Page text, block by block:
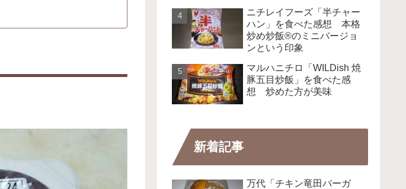
ニチレイフーズ「半チャー
ハン」を食べた感想 本格
炒め炒飯®のミニバージョ
ンという印象
マルハニチロ「WILDish 焼
豚五目炒飯」を食べた感
想 炒めた方が美味
新着記事
万代「チキン竜田バーガ